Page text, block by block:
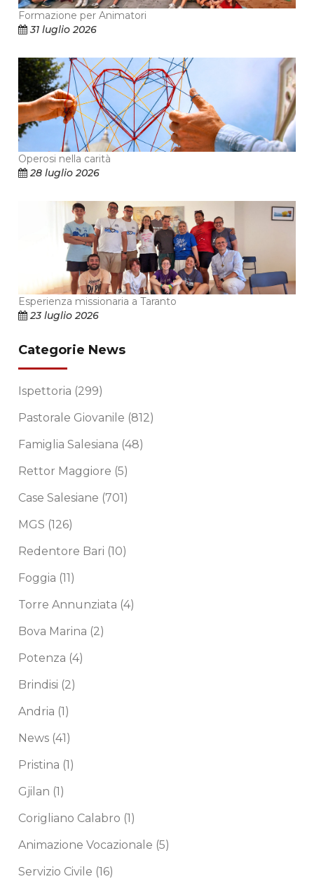
Formazione per Animatori
31 luglio 2026
Operosi nella carità
28 luglio 2026
Esperienza missionaria a Taranto
23 luglio 2026
Categorie News
Ispettoria (299)
Pastorale Giovanile (812)
Famiglia Salesiana (48)
Rettor Maggiore (5)
Case Salesiane (701)
MGS (126)
Redentore Bari (10)
Foggia (11)
Torre Annunziata (4)
Bova Marina (2)
Potenza (4)
Brindisi (2)
Andria (1)
News (41)
Pristina (1)
Gjilan (1)
Corigliano Calabro (1)
Animazione Vocazionale (5)
Servizio Civile (16)